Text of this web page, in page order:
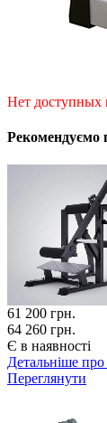
Нет доступных
Рекомендуємо
61 200 грн.
64 260 грн.
Є в наявності
Детальніше про
Переглянути